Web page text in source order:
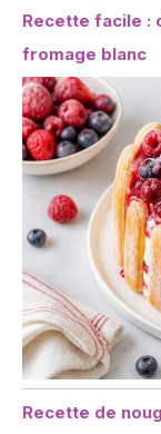
Recette facile :
fromage blanc
Recette de